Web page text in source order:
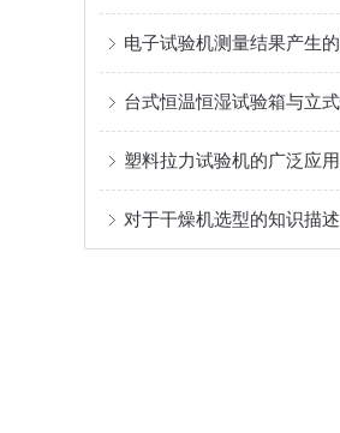
塑料拉力试验机的广泛应用
对于干燥机选型的知识描述